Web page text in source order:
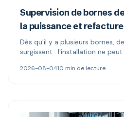
Supervision de bornes
la puissance et
Dès qu'il y a plusieurs bornes,
surgissent : l'installation ne
paie. Délestage dynamique,
2026-08-0410 min de lecture